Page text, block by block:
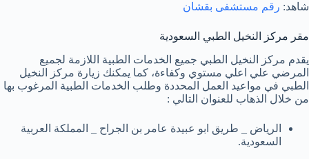
شاهد: رقم مستشفى بقشان
مقر مركز النخيل الطبي السعودية
يقدم مركز النخيل الطبي جميع الخدمات الطبية اللازمة لجميع
المرضي علي اعلي مستوي وكفاءة، كما يمكنك زيارة مركز النخيل
الطبي في مواعيد العمل المحددة وطلب الخدمات الطبية المرغوب بها
من خلال الذهاب للعنوان التالي :
الرياض _ طريق ابو عبيدة عامر بن الجراح _ المملكة العربية
السعودية.